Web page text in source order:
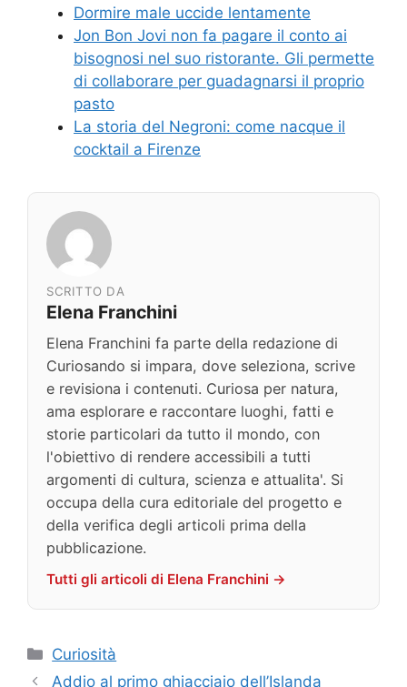
Dormire male uccide lentamente
Jon Bon Jovi non fa pagare il conto ai
bisognosi nel suo ristorante. Gli permette
di collaborare per guadagnarsi il proprio
pasto
La storia del Negroni: come nacque il
cocktail a Firenze
SCRITTO DA
Elena Franchini
Elena Franchini fa parte della redazione di
Curiosando si impara, dove seleziona, scrive
e revisiona i contenuti. Curiosa per natura,
ama esplorare e raccontare luoghi, fatti e
storie particolari da tutto il mondo, con
l'obiettivo di rendere accessibili a tutti
argomenti di cultura, scienza e attualita'. Si
occupa della cura editoriale del progetto e
della verifica degli articoli prima della
pubblicazione.
Tutti gli articoli di Elena Franchini →
Categorie
Curiosità
Addio al primo ghiacciaio dell’Islanda